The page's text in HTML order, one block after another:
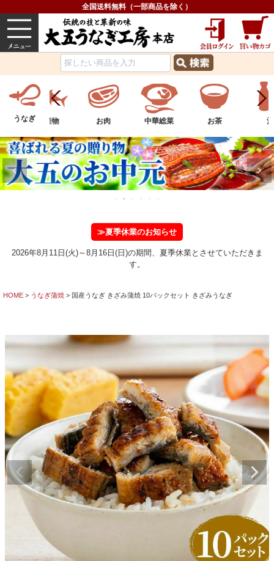
全国送料無料（一部商品を除く）
うなぎ 内祝い グルメ
うなぎ 水産物 お肉 中華総菜 お茶 酒
≫夏季休業のお知らせ
2026年8月11日(火)～8月16日(日)の期間、夏季休業とさせていただきま
す。
HOME うなぎ蒲焼 国産うなぎ きざみ蒲焼 10パックセット きざみうなぎ